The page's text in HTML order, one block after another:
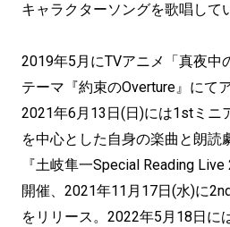
キャラクターソングを歌唱して
2019年5月にTVアニメ「真夜中
テーマ『約束のOverture』にて
2021年6月13日(日)には1stミニ
を中心とした自身の楽曲と朗読
『土岐隼一Special Reading
開催、2021年11月17日(水)に
をリリース。2022年5月18日に